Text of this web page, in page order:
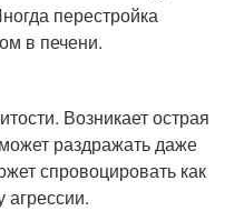
перестройка
в печени.
Возникает острая
раздражать даже
спровоцировать как
агрессии.